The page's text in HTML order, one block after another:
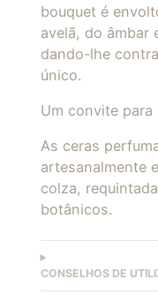
bouquet é
avelã, do âmbar
dando-lhe
único.
Um convite
As ceras
artesanalmente
colza,
botânicos.
CONSELHOS DE